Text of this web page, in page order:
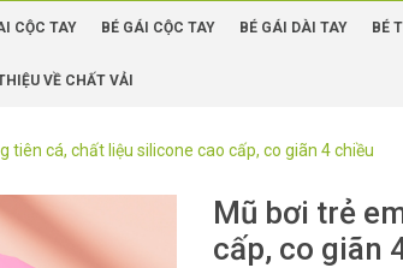
CỘC TAY BÉ GÁI CỘC TAY BÉ GÁI DÀI TAY BÉ
VỀ CHẤT VẢI
tiên cá, chất liệu silicone cao cấp, co giãn 4 chiều
Mũ bơi trẻ
cấp, co giãn